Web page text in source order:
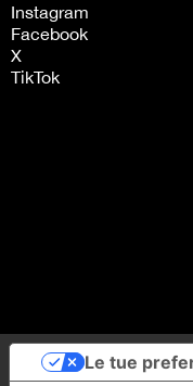
Instagram
Facebook
X
TikTok
Le tue